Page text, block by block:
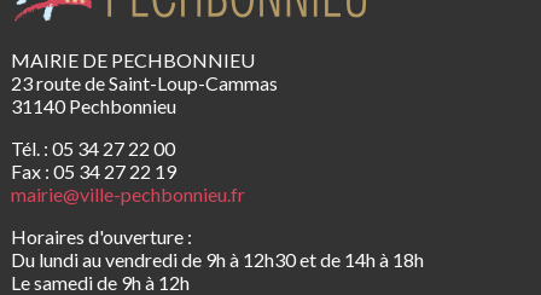
MAIRIE DE PECHBONNIEU
23 route de Saint-Loup-Cammas
31140 Pechbonnieu
Tél. : 05 34 27 22 00
Fax : 05 34 27 22 19
mairie@ville-pechbonnieu.fr
Horaires d'ouverture :
Du lundi au vendredi de 9h à 12h30 et de 14h à 18h
Le samedi de 9h à 12h